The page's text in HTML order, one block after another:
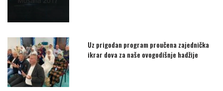
Uz prigodan program proučena zajednička
ikrar dova za naše ovogodišnje hadžije